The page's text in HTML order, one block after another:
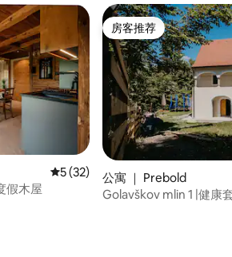
价
平均评分 5 分（满分 5 分），共 32
5 (32)
假木屋
房客推荐
房客推荐
公寓 ｜ Prebold
Golavškov mlin 1 |健康